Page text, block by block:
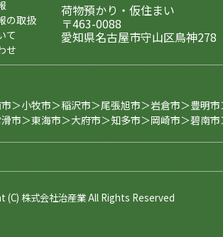
の取扱
て
せ
荷物預かり・仮住まい
〒463-0088
愛知県名古屋市守山区鳥神278
＞小牧市＞稲沢市＞尾張旭市＞岩倉市＞豊明
市＞東海市＞大府市＞知多市＞岡崎市＞碧南
(C) 株式会社治産業 All Rights Reserved